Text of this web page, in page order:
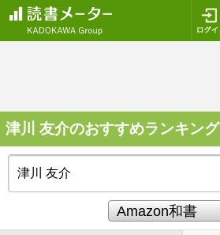
津川 友介のおすすめランキング